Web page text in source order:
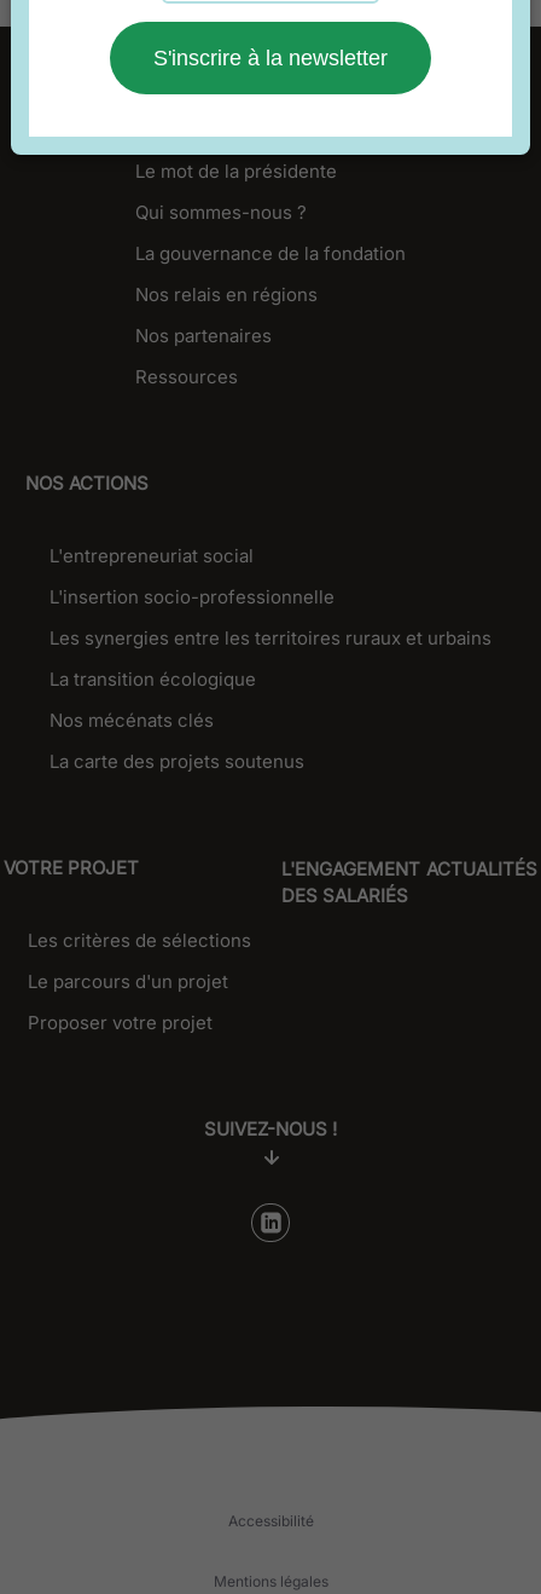
FONDATION
Le mot de la présidente
Qui sommes-nous ?
La gouvernance de la fondation
Nos relais en régions
Nos partenaires
Ressources
NOS ACTIONS
L'entrepreneuriat social
L'insertion socio-professionnelle
Les synergies entre les territoires ruraux et urbains
La transition écologique
Nos mécénats clés
La carte des projets soutenus
VOTRE PROJET
Les critères de sélections
Le parcours d'un projet
Proposer votre projet
L'ENGAGEMENT
DES SALARIÉS
ACTUALITÉS
SUIVEZ-NOUS !
Accessibilité
Mentions légales
S'inscrire à la newsletter